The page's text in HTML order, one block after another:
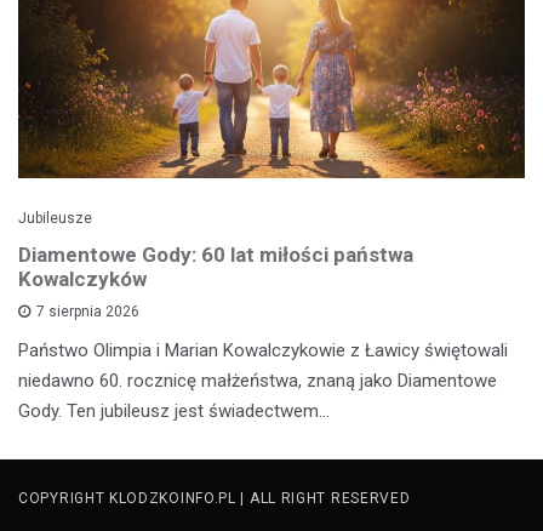
Jubileusze
Diamentowe Gody: 60 lat miłości państwa
Kowalczyków
7 sierpnia 2026
Państwo Olimpia i Marian Kowalczykowie z Ławicy świętowali
niedawno 60. rocznicę małżeństwa, znaną jako Diamentowe
Gody. Ten jubileusz jest świadectwem…
COPYRIGHT KLODZKOINFO.PL | ALL RIGHT RESERVED